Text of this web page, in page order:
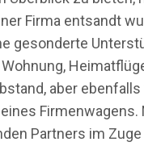
Firma entsandt
gesonderte
aber
Partners im